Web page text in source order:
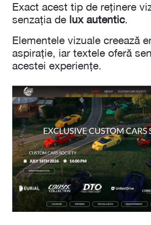
Exact acest tip de reținere
senzația de lux autentic.
Elementele vizuale creează
aspirație, iar textele oferă
acestei experiențe.